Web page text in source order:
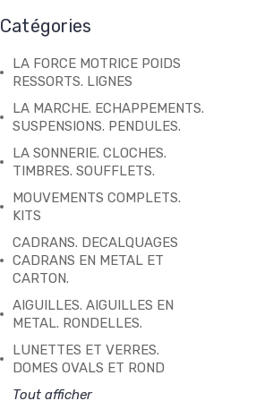
Catégories
LA FORCE MOTRICE POIDS
RESSORTS. LIGNES
LA MARCHE. ECHAPPEMENTS.
SUSPENSIONS. PENDULES.
LA SONNERIE. CLOCHES.
TIMBRES. SOUFFLETS.
MOUVEMENTS COMPLETS.
KITS
CADRANS. DECALQUAGES
CADRANS EN METAL ET
CARTON.
AIGUILLES. AIGUILLES EN
METAL. RONDELLES.
LUNETTES ET VERRES.
DOMES OVALS ET ROND
Tout afficher